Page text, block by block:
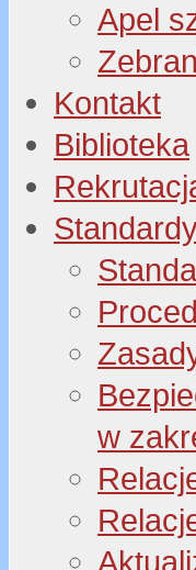
Apel
Kontakt
Biblioteka
w